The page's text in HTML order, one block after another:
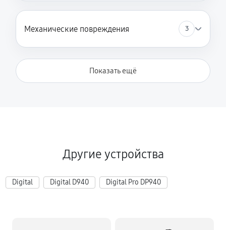
Механические повреждения 3
Показать ещё
Другие устройства
Digital Digital D940 Digital Pro DP940